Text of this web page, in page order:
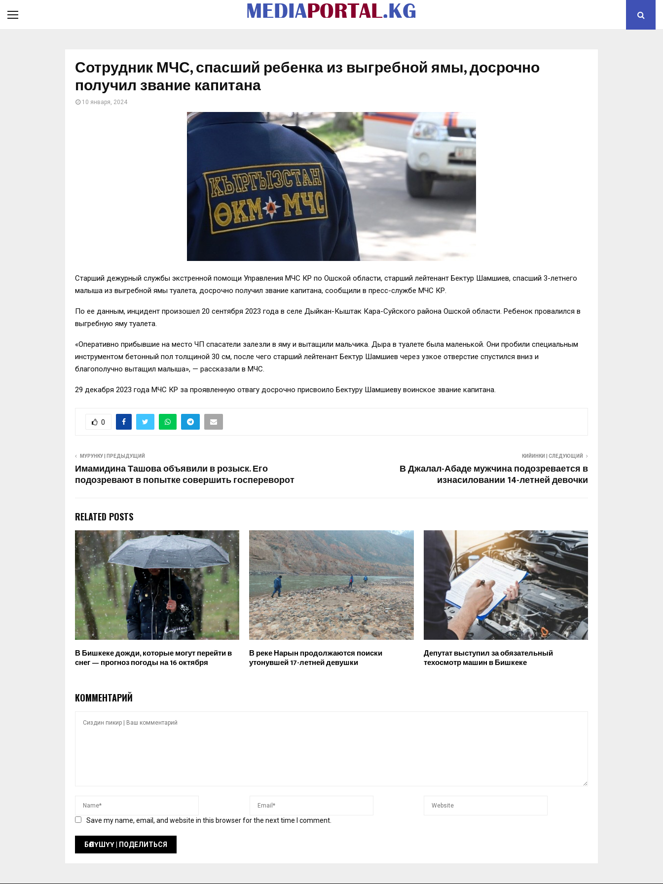
Сотрудник МЧС, спасший ребенка из выгребной ямы, досрочно
получил звание капитана
10 января, 2024
Старший дежурный службы экстренной помощи Управления МЧС КР по Ошской области, старший лейтенант Бектур Шамшиев, спасший 3-летнего
малыша из выгребной ямы туалета, досрочно получил звание капитана, сообщили в пресс-службе МЧС КР.
По ее данным, инцидент произошел 20 сентября 2023 года в селе Дыйкан-Кыштак Кара-Суйского района Ошской области. Ребенок провалился в
выгребную яму туалета.
«Оперативно прибывшие на место ЧП спасатели залезли в яму и вытащили мальчика. Дыра в туалете была маленькой. Они пробили специальным
инструментом бетонный пол толщиной 30 см, после чего старший лейтенант Бектур Шамшиев через узкое отверстие спустился вниз и
благополучно вытащил малыша», — рассказали в МЧС.
29 декабря 2023 года МЧС КР за проявленную отвагу досрочно присвоило Бектуру Шамшиеву воинское звание капитана.
0
МУРУНКУ | ПРЕДЫДУЩИЙ
Имамидина Ташова объявили в розыск. Его
подозревают в попытке совершить госпереворот
КИЙИНКИ | СЛЕДУЮЩИЙ
В Джалал-Абаде мужчина подозревается в
изнасиловании 14-летней девочки
RELATED POSTS
В Бишкеке дожди, которые могут перейти в
снег — прогноз погоды на 16 октября
В реке Нарын продолжаются поиски
утонувшей 17-летней девушки
Депутат выступил за обязательный
техосмотр машин в Бишкеке
КОММЕНТАРИЙ
Save my name, email, and website in this browser for the next time I comment.